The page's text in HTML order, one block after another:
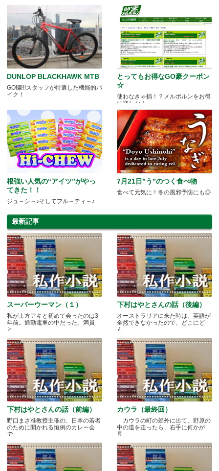
DUNLOP BLACKHAWK MTB
GO!豪!!スタッフが特選した機能的バ
イク！
とってもお得なGO豪クーポン
☆
使わなきゃ損！？メルボルンをお得
に楽しむ！
根強い人気の“アイツ”がやっ
てきた！！
ジュ～シ～♪そしてフル～ティ～♪
7月21日”う”のつく食べ物
食べて元気に！冬の風邪予防にも◎
最新記事
スーパーウーマン（１）
私が土方アキと初めて会ったのは3
年前。通勤電車の中だった。満員
と.....
下村はやとさんの話（後編）
オーストラリアに来た時は、英語が
全然できなかったので、どこにど
ん.....
下村はやとさんの話（前編）
野口まさ准教授主催の、日本の若者
のために開かれる恒例のカレー会
で.....
カウラ（最終回）
カウラの町の郊外に出て、野原の
中の道を走ったら、右手に何かが
見.....